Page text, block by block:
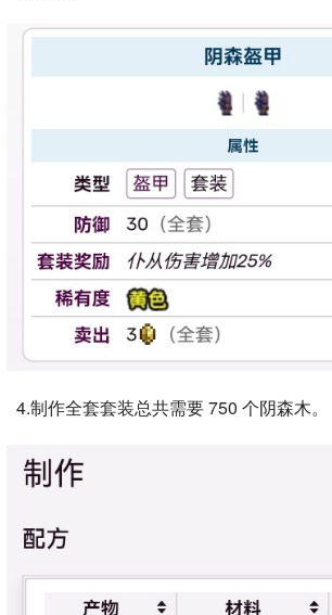
4.制作全套套装总共需要 750 个阴森木。